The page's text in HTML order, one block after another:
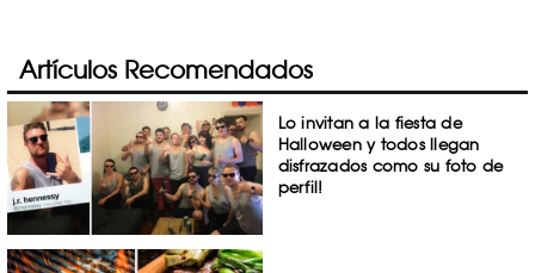
Artículos Recomendados
Lo invitan a la fiesta de
Halloween y todos llegan
disfrazados como su foto de
perfil!